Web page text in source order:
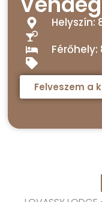
Helyszín:
Férőhely:
Felveszem a